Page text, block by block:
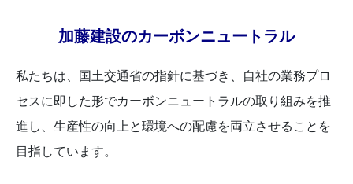
加藤建設のカーボンニュートラル
私たちは、国土交通省の指針に基づき、自社の業務プロ
セスに即した形でカーボンニュートラルの取り組みを推
進し、生産性の向上と環境への配慮を両立させることを
目指しています。